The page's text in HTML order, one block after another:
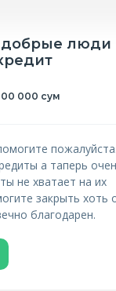
добрые люди
000 сум
а таперь
не хватает на их
закрыть хоть
благодарен.